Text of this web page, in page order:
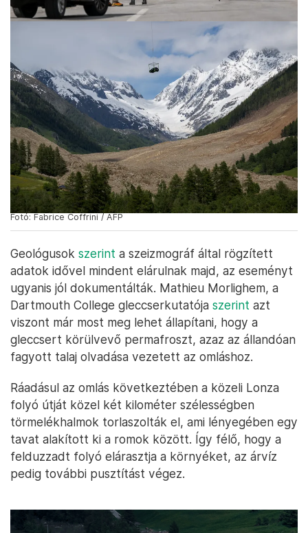
Fotó: Fabrice Coffrini / AFP
Geológusok szerint a szeizmográf által rögzített
adatok idővel mindent elárulnak majd, az eseményt
ugyanis jól dokumentálták. Mathieu Morlighem, a
Dartmouth College gleccserkutatója szerint azt
viszont már most meg lehet állapítani, hogy a
gleccsert körülvevő permafroszt, azaz az állandóan
fagyott talaj olvadása vezetett az omláshoz.
Ráadásul az omlás következtében a közeli Lonza
folyó útját közel két kilométer szélességben
törmelékhalmok torlaszolták el, ami lényegében egy
tavat alakított ki a romok között. Így félő, hogy a
felduzzadt folyó elárasztja a környéket, az árvíz
pedig további pusztítást végez.